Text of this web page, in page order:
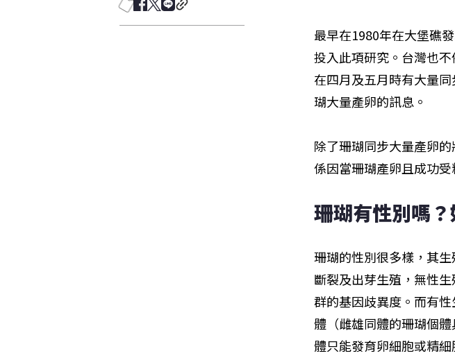
最早在1980年在大堡礁
投入此項研究。台灣也
在四月及五月時有大量
瑚大量產卵的訊息。
除了珊瑚同步大量產卵
係因當珊瑚產卵且成功
珊瑚有性別嗎
珊瑚的性別很多樣，其
斷裂及出芽生殖，無性
群的基因歧異度。而有
體（雌雄同體的珊瑚個
體只能發育卵細胞或精